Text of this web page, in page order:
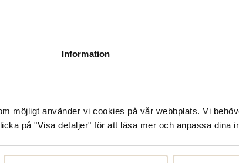
Information
möjligt använder vi cookies på vår webbplats. Vi
på "Visa detaljer" för att läsa mer och anpassa dina
Utifrån målet att inga skor
mer hållbart synsätt på skors
våra butiker. Detta